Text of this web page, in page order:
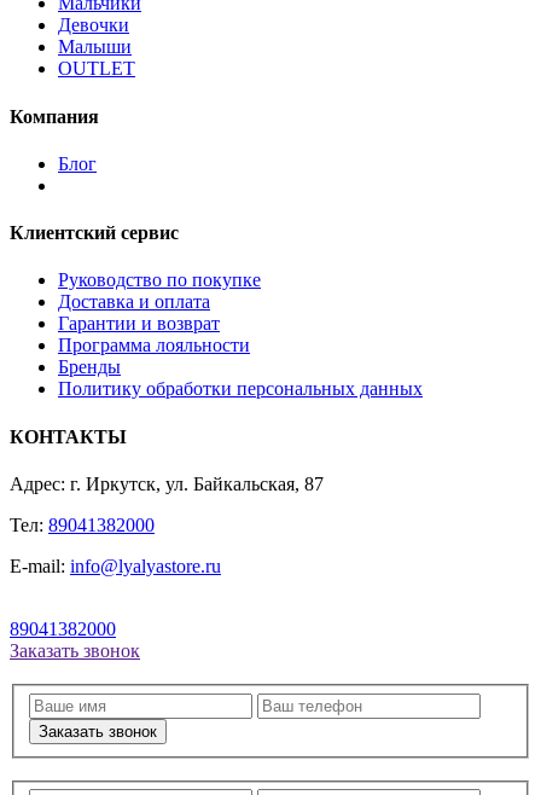
Девочки
Малыши
OUTLET
Компания
Блог
Клиентский сервис
Руководство по покупке
Доставка и оплата
Гарантии и возврат
Программа лояльности
Бренды
Политику обработки персональных данных
КОНТАКТЫ
Адрес: г. Иркутск, ул. Байкальская, 87
Тел: 89041382000
E-mail: info@lyalyastore.ru
89041382000
Заказать звонок
Заказать звонок